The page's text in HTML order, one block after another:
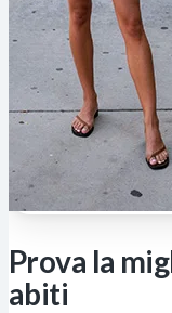
Prova la
abiti